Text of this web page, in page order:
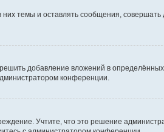
темы и оставлять сообщения, совершать
добавление вложений в
конференции.
Учтите, что это решение